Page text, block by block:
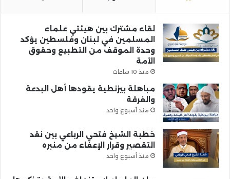
لقاء مشترك بين هيئتي علماء
المسلمين في لبنان وفلسطين يؤكد
وحدة الموقف من التطبيع وحقوق
الأمة
منذ 10 ساعات
مباهلة بيزنطية يقودها أهل البدعة
والفرقة
منذ أسبوع واحد
خطبة الشيخ فتحي الرباعي بين نقد
التقصير وقرار الإعفاء من منبره
منذ أسبوع واحد